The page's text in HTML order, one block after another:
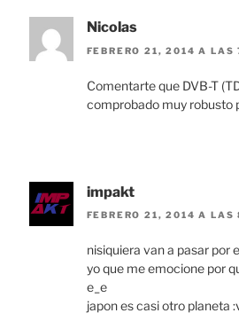
Nicolas
FEBRERO 21, 2014 A LAS
Comentarte que DVB-T
comprobado muy robusto
impakt
FEBRERO 21, 2014 A LAS
nisiquiera van a pasar por
yo que me emocione por
e_e
japon es casi otro planeta